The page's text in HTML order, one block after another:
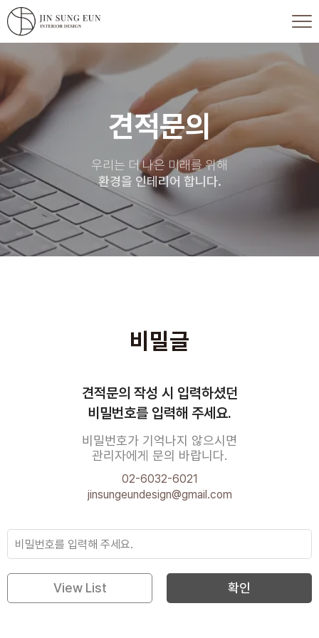
견적문의
우리는 더 나은 미래를 위해
환경을 인테리어 합니다.
비밀글
견적문의 작성 시 입력하셨던
비밀번호를 입력해 주세요.
비밀번호가 기억나지 않으시면
관리자에게 문의 바랍니다.
02-6032-6021
jinsungeundesign@gmail.com
View List 확인